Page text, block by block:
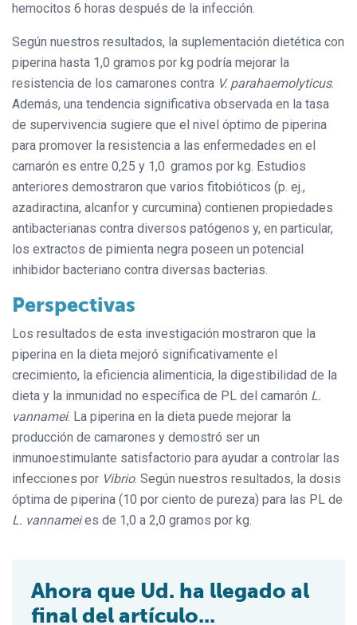
hemocitos 6 horas después de la infección.
Según nuestros resultados, la suplementación dietética con
piperina hasta 1,0 gramos por kg podría mejorar la
resistencia de los camarones contra V. parahaemolyticus.
Además, una tendencia significativa observada en la tasa
de supervivencia sugiere que el nivel óptimo de piperina
para promover la resistencia a las enfermedades en el
camarón es entre 0,25 y 1,0 gramos por kg. Estudios
anteriores demostraron que varios fitobióticos (p. ej.,
azadiractina, alcanfor y curcumina) contienen propiedades
antibacterianas contra diversos patógenos y, en particular,
los extractos de pimienta negra poseen un potencial
inhibidor bacteriano contra diversas bacterias.
Perspectivas
Los resultados de esta investigación mostraron que la
piperina en la dieta mejoró significativamente el
crecimiento, la eficiencia alimenticia, la digestibilidad de la
dieta y la inmunidad no específica de PL del camarón L.
vannamei. La piperina en la dieta puede mejorar la
producción de camarones y demostró ser un
inmunoestimulante satisfactorio para ayudar a controlar las
infecciones por Vibrio. Según nuestros resultados, la dosis
óptima de piperina (10 por ciento de pureza) para las PL de
L. vannameies de 1,0 a 2,0 gramos por kg.
Ahora que Ud. ha llegado al
final del artículo...